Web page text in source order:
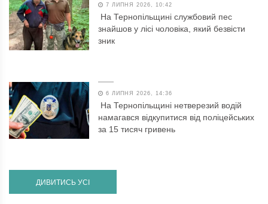
7 ЛИПНЯ 2026, 10:42
На Тернопільщині службовий пес
знайшов у лісі чоловіка, який безвісти
зник
6 ЛИПНЯ 2026, 14:36
На Тернопільщині нетверезий водій
намагався відкупитися від поліцейських
за 15 тисяч гривень
ДИВИТИСЬ УСІ